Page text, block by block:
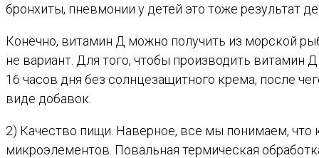
бронхиты, пневмонии у детей это тоже результат
Конечно, витамин Д можно получить из морской
не вариант. Для того, чтобы производить
16 часов дня без солнцезащитного крема, после
виде добавок.
2) Качество пищи. Наверное, все мы понимаем, что
микроэлементов. Повальная термическая